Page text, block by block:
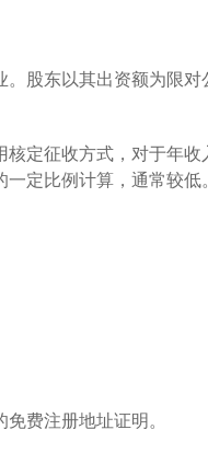
。股东以其出资额为限
核定征收方式，对于年
定比例计算，通常较低
费注册地址证明。